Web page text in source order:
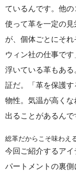
ているんです。他
使って革を一定の
が、個体ごとにそ
ウィン社の仕事で
浮いている革もあ
証だ。「革を保護
物性。気温が高く
出ることがあるんで
総革だからこそ味わえ
今回ご紹介するア
パートメントの裏